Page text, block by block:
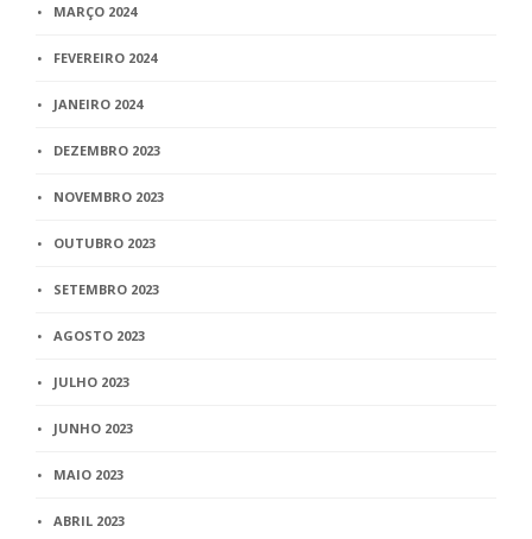
MARÇO 2024
FEVEREIRO 2024
JANEIRO 2024
DEZEMBRO 2023
NOVEMBRO 2023
OUTUBRO 2023
SETEMBRO 2023
AGOSTO 2023
JULHO 2023
JUNHO 2023
MAIO 2023
ABRIL 2023